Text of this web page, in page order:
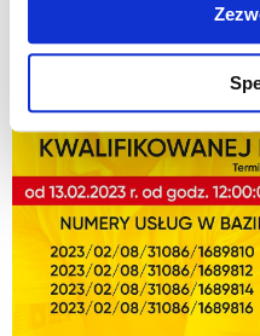
Więcej informacji pod